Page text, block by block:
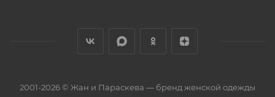
2001-2026 © Жан и Параскева — бренд женской одежды